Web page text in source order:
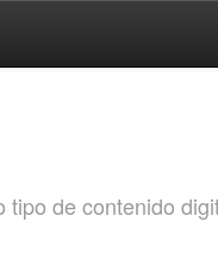
de contenido